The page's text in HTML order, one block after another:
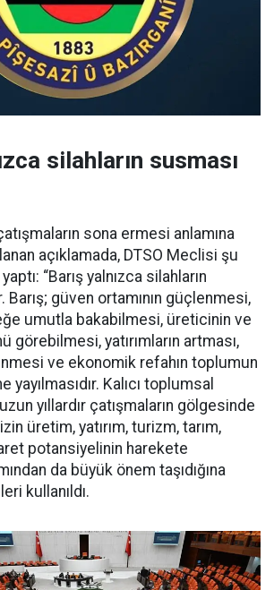
silahların susması
sona ermesi anlamına
açıklamada, DTSO Meclisi şu
“Barış yalnızca silahların
Barış; güven ortamının güçlenmesi,
umutla bakabilmesi, üreticinin ve
görebilmesi, yatırımların artması,
ve ekonomik refahın toplumun
Kalıcı toplumsal
yıllardır çatışmaların gölgesinde
üretim, yatırım, turizm, tarım,
potansiyelinin harekete
da büyük önem taşıdığına
kullanıldı.